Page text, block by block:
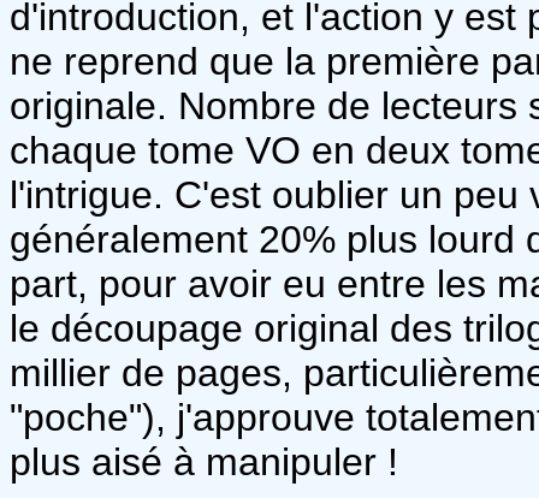
d'introduction, et l'action y est
ne reprend que la première
originale. Nombre de lecteurs
chaque tome VO en deux
l'intrigue. C'est oublier un
généralement 20% plus lourd
part, pour avoir eu entre les
le découpage original des
millier de pages,
"poche"), j'approuve
plus aisé à manipuler !